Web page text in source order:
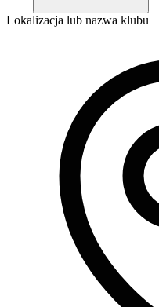
Lokalizacja lub nazwa klubu